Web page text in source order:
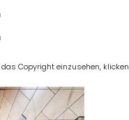
Copyright einzusehen,